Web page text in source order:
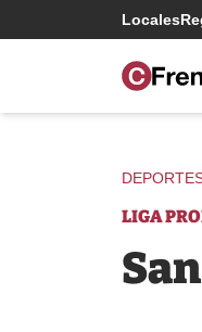
Locales
LIGA